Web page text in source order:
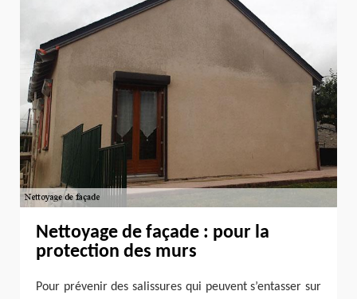
Nettoyage de façade : pour la
protection des murs
Pour prévenir des salissures qui peuvent s’entasser sur